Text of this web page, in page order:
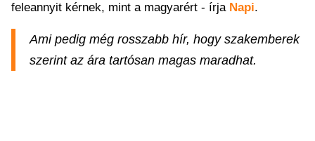
feleannyit kérnek, mint a magyarért - írja Napi.
Ami pedig még rosszabb hír, hogy szakemberek
szerint az ára tartósan magas maradhat.